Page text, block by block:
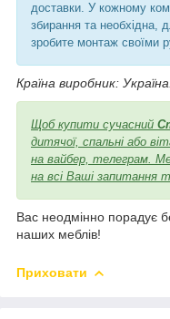
доставки. У кожному
збирання та необхідна,
зробите монтаж своїми
Країна виробник:
Щоб купити сучасний
дитячої, спальні або
на вайбер, телеграм.
на всі Ваші запитання
Вас неодмінно порадує
наших меблів!
Приховати